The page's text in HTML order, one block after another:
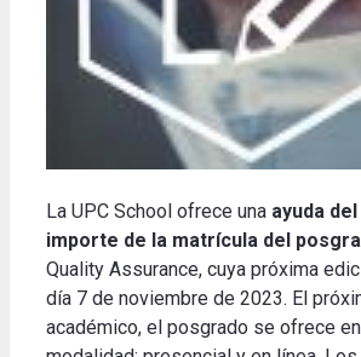
La UPC School ofrece una ayuda del
importe de la matrícula del
Quality Assurance, cuya próxima
día 7 de noviembre de 2023. El
académico, el posgrado se ofrece